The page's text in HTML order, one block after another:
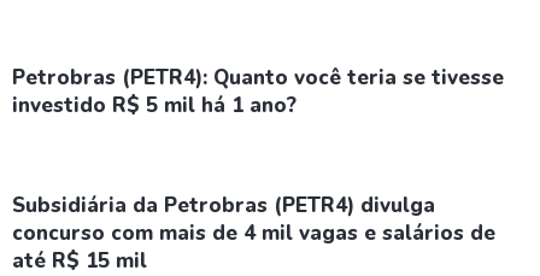
Petrobras (PETR4): Quanto você teria se tivesse
investido R$ 5 mil há 1 ano?
Subsidiária da Petrobras (PETR4) divulga
concurso com mais de 4 mil vagas e salários de
até R$ 15 mil